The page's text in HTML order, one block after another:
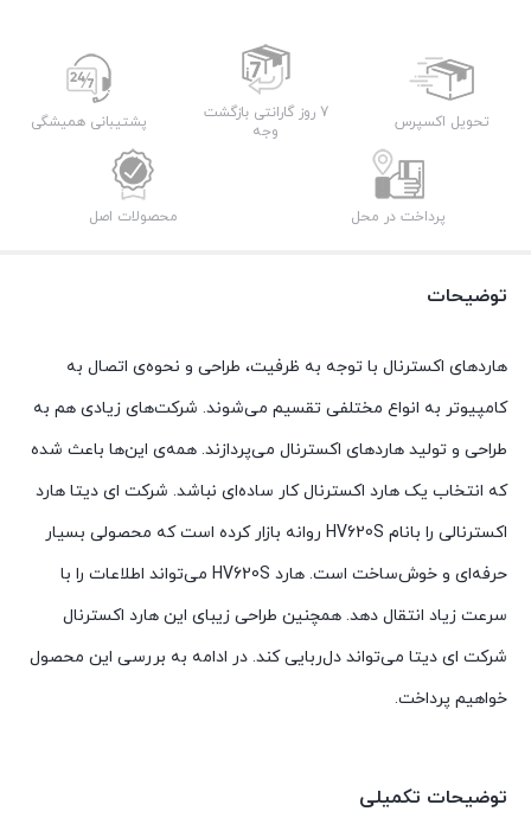
تحویل اکسپرس
7 روز گارانتی بازگشت
وجه
پشتیبانی همیشگی
پرداخت در محل محصولات اصل
توضیحات
هاردهای اکسترنال با توجه به ظرفیت، طراحی و نحوه‌ی اتصال به
کامپیوتر به انواع مختلفی تقسیم می‌شوند. شرکت‌های زیادی هم به
طراحی و تولید هاردهای اکسترنال می‌پردازند. همه‌ی این‌ها باعث شده
که انتخاب یک هارد اکسترنال کار ساده‌ای نباشد. شرکت ای دیتا هارد
اکسترنالی را بانام HV620S روانه بازار کرده است که محصولی بسیار
حرفه‌ای و خوش‌ساخت است. هارد HV620S می‌تواند اطلاعات را با
سرعت زیاد انتقال دهد. همچنین طراحی زیبای این هارد اکسترنال
شرکت ای دیتا می‌تواند دل‌ربایی کند. در ادامه به بررسی این محصول
خواهیم پرداخت.
توضیحات تکمیلی